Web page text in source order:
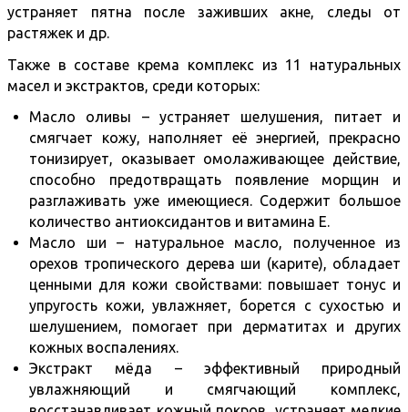
устраняет пятна после заживших акне, следы от
растяжек и др.
Также в составе крема комплекс из 11 натуральных
масел и экстрактов, среди которых:
Масло оливы – устраняет шелушения, питает и
смягчает кожу, наполняет её энергией, прекрасно
тонизирует, оказывает омолаживающее действие,
способно предотвращать появление морщин и
разглаживать уже имеющиеся. Содержит большое
количество антиоксидантов и витамина Е.
Масло ши – натуральное масло, полученное из
орехов тропического дерева ши (карите), обладает
ценными для кожи свойствами: повышает тонус и
упругость кожи, увлажняет, борется с сухостью и
шелушением, помогает при дерматитах и других
кожных воспалениях.
Экстракт мёда – эффективный природный
увлажняющий и смягчающий комплекс,